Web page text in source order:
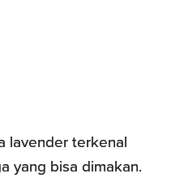
lavender terkenal
yang bisa dimakan.